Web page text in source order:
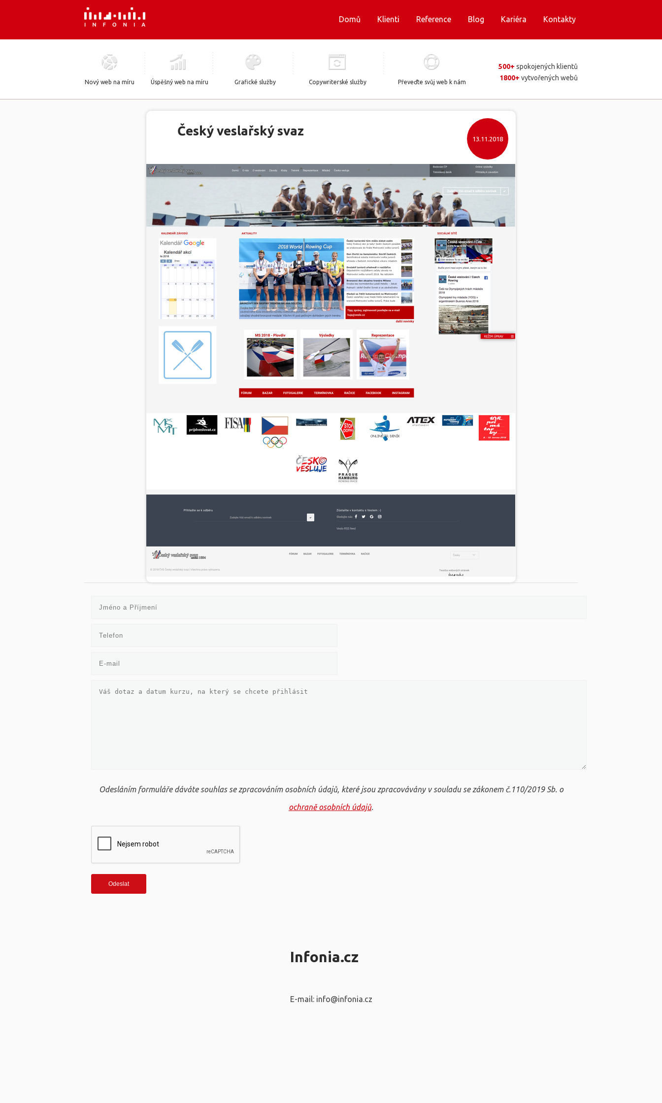
Český veslařský svaz
13.11.2018
Odesláním formuláře dáváte souhlas se zpracováním osobních údajů, které jsou zpracovávány v souladu se zákonem č.110/2019 Sb. o
ochraně osobních údajů.
Infonia.cz
E-mail: info@infonia.cz
Nový web na míru Úspěšný web na míru Grafické služby Copywriterské služby Převeďte svůj web k nám
500+ spokojených klientů
1800+ vytvořených webů
Domů Klienti Reference Blog Kariéra Kontakty